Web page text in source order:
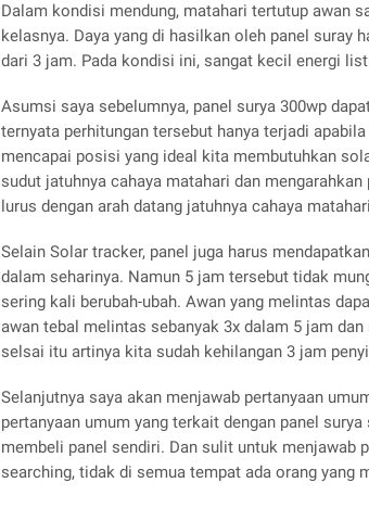
Dalam kondisi mendung, matahari tertutup awan
kelasnya. Daya yang di hasilkan oleh panel suray
dari 3 jam. Pada kondisi ini, sangat kecil energi
Asumsi saya sebelumnya, panel surya 300wp
ternyata perhitungan tersebut hanya terjadi
mencapai posisi yang ideal kita membutuhkan
sudut jatuhnya cahaya matahari dan
lurus dengan arah datang jatuhnya cahaya
Selain Solar tracker, panel juga harus
dalam seharinya. Namun 5 jam tersebut tidak
sering kali berubah-ubah. Awan yang melintas
awan tebal melintas sebanyak 3x dalam 5 jam
selsai itu artinya kita sudah kehilangan 3 jam
Selanjutnya saya akan menjawab pertanyaan
pertanyaan umum yang terkait dengan panel
membeli panel sendiri. Dan sulit untuk menjawab
searching, tidak di semua tempat ada orang yang